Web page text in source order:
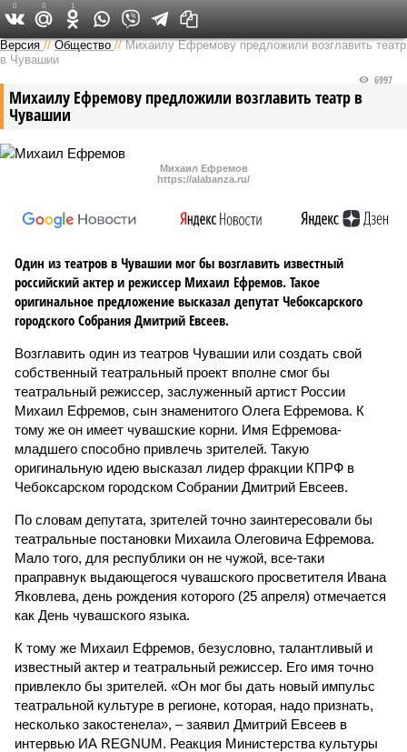
Версия в Чувашии
Версия //Общество //Михаилу Ефремову предложили возглавить театр
в Чувашии
Михаилу Ефремову предложили возглавить театр в
Чувашии
6997
Михаил Ефремов
https://alabanza.ru/
Один из театров в Чувашии мог бы возглавить известный
российский актер и режиссер Михаил Ефремов. Такое
оригинальное предложение высказал депутат Чебоксарского
городского Собрания Дмитрий Евсеев.
Возглавить один из театров Чувашии или создать свой
собственный театральный проект вполне смог бы
театральный режиссер, заслуженный артист России
Михаил Ефремов, сын знаменитого Олега Ефремова. К
тому же он имеет чувашские корни. Имя Ефремова-
младшего способно привлечь зрителей. Такую
оригинальную идею высказал лидер фракции КПРФ в
Чебоксарском городском Собрании Дмитрий Евсеев.
По словам депутата, зрителей точно заинтересовали бы
театральные постановки Михаила Олеговича Ефремова.
Мало того, для республики он не чужой, все-таки
праправнук выдающегося чувашского просветителя Ивана
Яковлева, день рождения которого (25 апреля) отмечается
как День чувашского языка.
К тому же Михаил Ефремов, безусловно, талантливый и
известный актер и театральный режиссер. Его имя точно
привлекло бы зрителей. «Он мог бы дать новый импульс
театральной культуре в регионе, которая, надо признать,
несколько закостенела», – заявил Дмитрий Евсеев в
интервью ИА REGNUM. Реакция Министерства культуры
0 0 1